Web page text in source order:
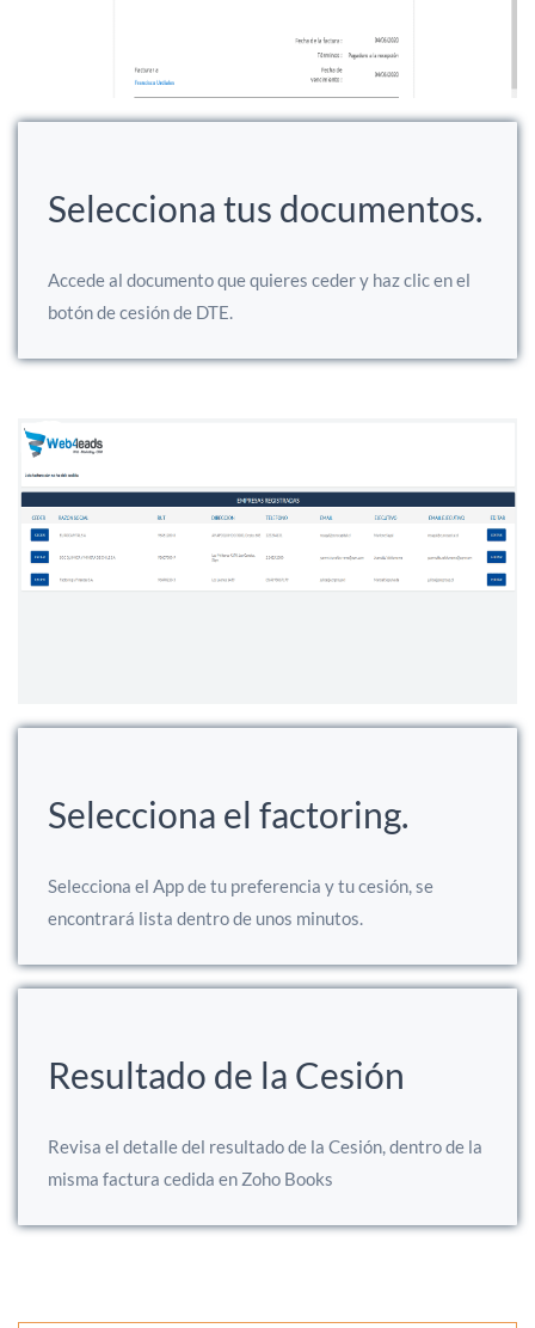
Selecciona tus documentos.
Accede al documento que quieres ceder y haz clic en el
botón de cesión de DTE.
Selecciona el factoring.
Selecciona el App de tu preferencia y tu cesión, se
encontrará lista dentro de unos minutos.
Resultado de la Cesión
Revisa el detalle del resultado de la Cesión, dentro de la
misma factura cedida en Zoho Books